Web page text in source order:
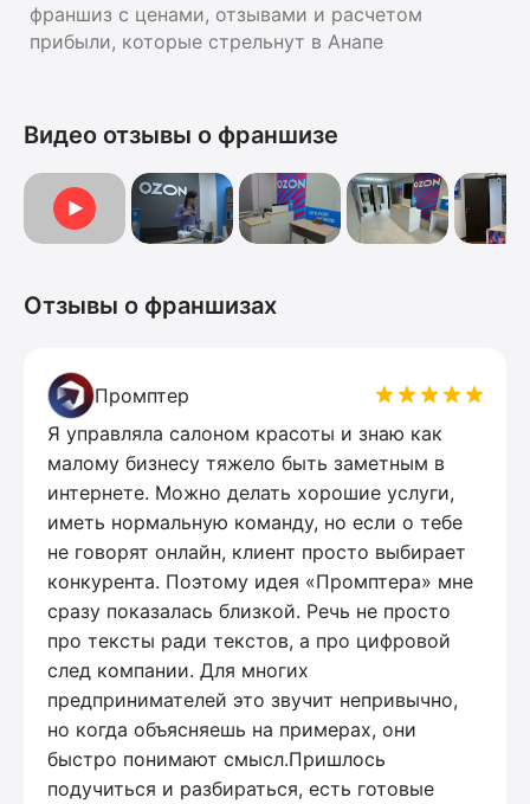
франшиз с ценами, отзывами и расчетом
прибыли, которые стрельнут в Анапе
Видео отзывы о франшизе
Видеоотзыв
Отзывы о франшизах
Промптер
Я управляла салоном красоты и знаю как
малому бизнесу тяжело быть заметным в
интернете. Можно делать хорошие услуги,
иметь нормальную команду, но если о тебе
не говорят онлайн, клиент просто выбирает
конкурента. Поэтому идея «Промптера» мне
сразу показалась близкой. Речь не просто
про тексты ради текстов, а про цифровой
след компании. Для многих
предпринимателей это звучит непривычно,
но когда объясняешь на примерах, они
быстро понимают смысл.Пришлось
подучиться и разбираться, есть готовые